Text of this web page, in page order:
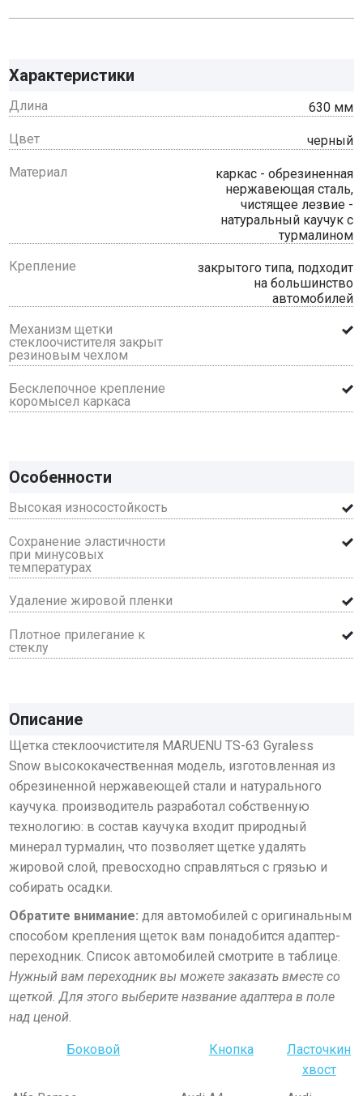
Характеристики
Длина 630 мм
Цвет черный
Материал
каркас - обрезиненная
нержавеющая сталь,
чистящее лезвие -
натуральный каучук с
турмалином
Крепление
закрытого типа, подходит
на большинство
автомобилей
Механизм щетки
стеклоочистителя закрыт
резиновым чехлом
Бесклепочное крепление
коромысел каркаса
Особенности
Высокая износостойкость
Сохранение эластичности
при минусовых
температурах
Удаление жировой пленки
Плотное прилегание к
стеклу
Описание
Щетка стеклоочистителя MARUENU TS-63 Gyraless
Snow высококачественная модель, изготовленная из
обрезиненной нержавеющей стали и натурального
каучука. производитель разработал собственную
технологию: в состав каучука входит природный
минерал турмалин, что позволяет щетке удалять
жировой слой, превосходно справляться с грязью и
собирать осадки.
Обратите внимание: для автомобилей с оригинальным
способом крепления щеток вам понадобится адаптер-
переходник. Список автомобилей смотрите в таблице.
Нужный вам переходник вы можете заказать вместе со
щеткой. Для этого выберите название адаптера в поле
над ценой.
Боковой Кнопка
Ласточкин
хвост